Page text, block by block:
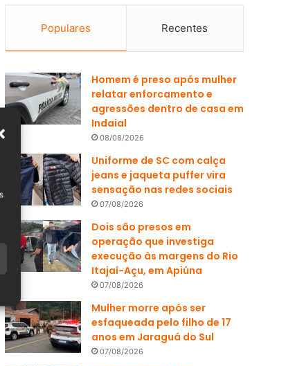
Populares Recentes
Homem é preso após mulher
relatar enforcamento e
agressões dentro de casa em
Indaial
08/08/2026
Uniforme de SC com calça
jeans e jaqueta puffer vira
sensação nas redes sociais
07/08/2026
Dois são presos em
operação que investiga
execução às margens do Rio
Itajaí-Açu, em Apiúna
07/08/2026
Mulher morre após ser
esfaqueada pelo filho de 17
anos em Jaraguá do Sul
07/08/2026